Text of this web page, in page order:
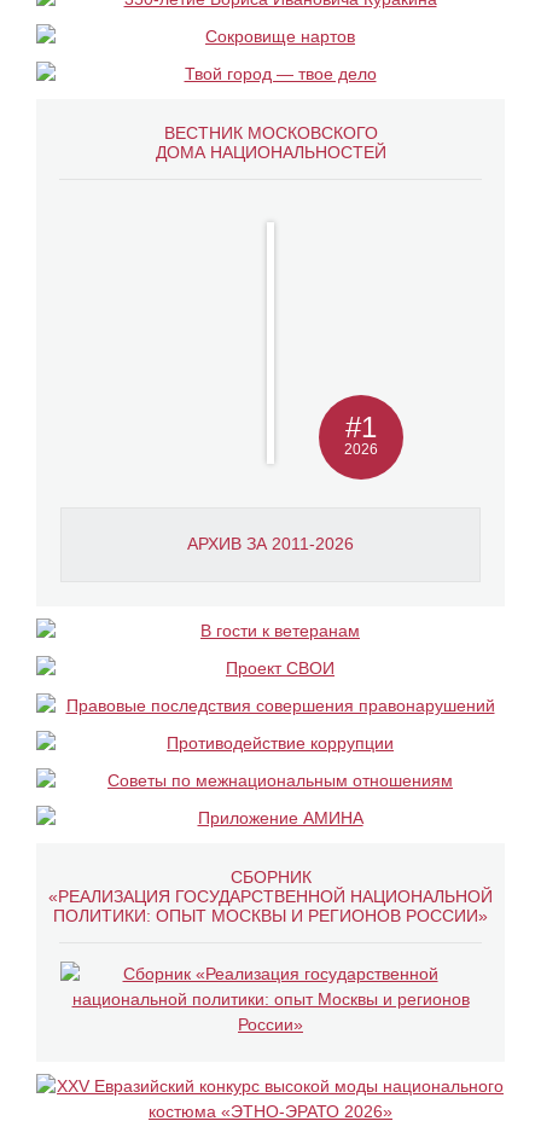
ВЕСТНИК МОСКОВСКОГО
ДОМА НАЦИОНАЛЬНОСТЕЙ
АРХИВ ЗА 2011-2026
#1
2026
СБОРНИК
«РЕАЛИЗАЦИЯ ГОСУДАРСТВЕННОЙ НАЦИОНАЛЬНОЙ
ПОЛИТИКИ: ОПЫТ МОСКВЫ И РЕГИОНОВ РОССИИ»